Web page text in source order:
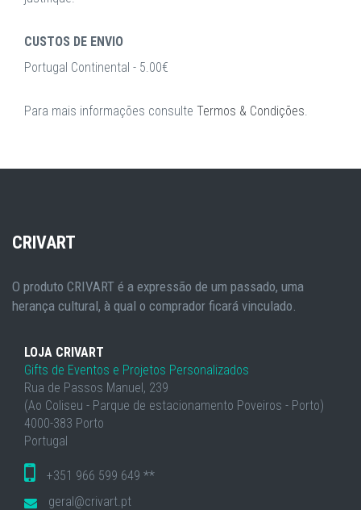
CUSTOS DE ENVIO
Portugal Continental - 5.00€
Para mais informações consulte Termos & Condições.
CRIVART
O produto CRIVART é a expressão de um passado, uma
herança cultural, à qual o comprador ficará vinculado.
LOJA CRIVART
Gifts de Eventos e Projetos Personalizados
Rua de Passos Manuel, 239
(Ao Coliseu - Parque de estacionamento Poveiros - Porto)
4000-383 Porto
Portugal
+351 966 599 649 **
geral@crivart.pt